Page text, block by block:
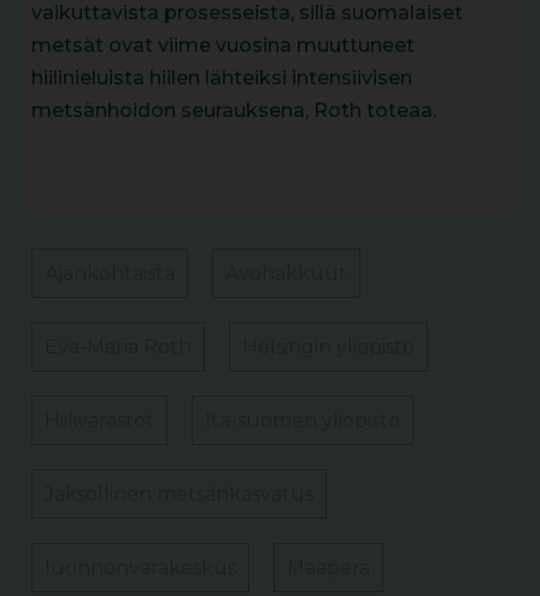
vaikuttavista prosesseista, sillä suomalaiset
metsät ovat viime vuosina muuttuneet
hiilinieluista hiilen lähteiksi intensiivisen
metsänhoidon seurauksena, Roth toteaa.